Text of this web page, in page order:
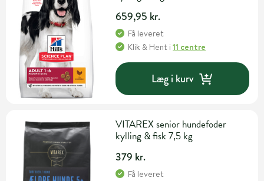
659,95 kr.
Få leveret
Klik & Hent i11 centre
Læg i kurv
VITAREX senior hundefoder
kylling & fisk 7,5 kg
379 kr.
Få leveret